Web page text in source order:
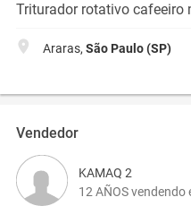
Triturador rotativo cafeeiro
Araras, São Paulo (SP)
Vendedor
KAMAQ 2
12 AÑOS vendendo